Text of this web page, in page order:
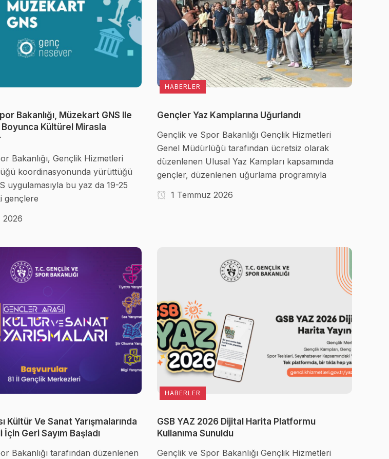
Bakanlığı, Müzekart GNS Ile
Kültürel Mirasla
Bakanlığı, Gençlik Hizmetleri
koordinasyonunda yürüttüğü
uygulamasıyla bu yaz da 19-25
gençlere
2026
HABERLER
Gençler Yaz Kamplarına Uğurlandı
Gençlik ve Spor Bakanlığı Gençlik Hizmetleri
Genel Müdürlüğü tarafından ücretsiz olarak
düzenlenen Ulusal Yaz Kampları kapsamında
gençler, düzenlenen uğurlama programıyla
1 Temmuz 2026
Kültür Ve Sanat Yarışmalarında
Geri Sayım Başladı
Bakanlığı tarafından düzenlenen
HABERLER
GSB YAZ 2026 Dijital Harita Platformu
Kullanıma Sunuldu
Gençlik ve Spor Bakanlığı Gençlik Hizmetleri